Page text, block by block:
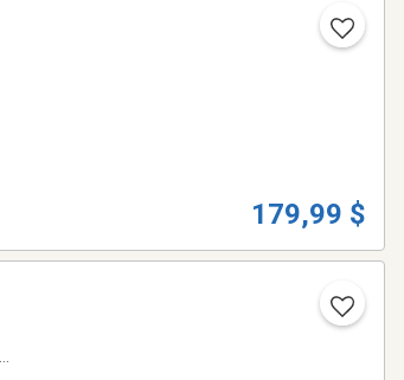
179,99 $